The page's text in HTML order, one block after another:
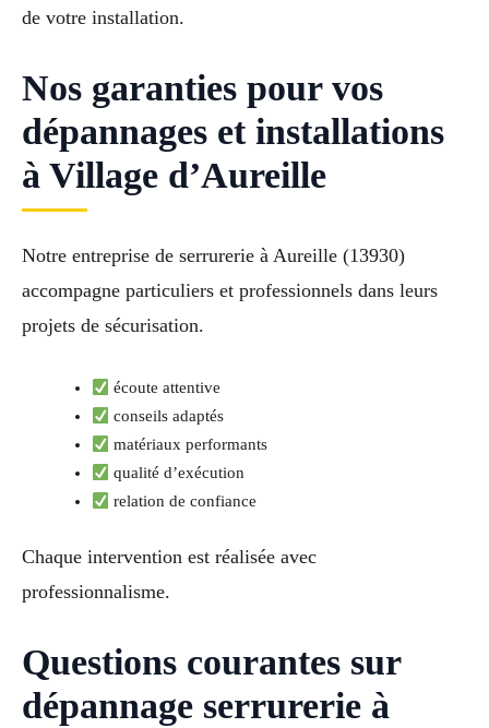
de votre installation.
Nos garanties pour vos
dépannages et installations
à Village d’Aureille
Notre entreprise de serrurerie à Aureille (13930)
accompagne particuliers et professionnels dans leurs
projets de sécurisation.
écoute attentive
conseils adaptés
matériaux performants
qualité d’exécution
relation de confiance
Chaque intervention est réalisée avec
professionnalisme.
Questions courantes sur
dépannage serrurerie à